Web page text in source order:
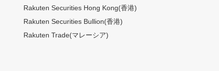
Rakuten Securities Hong Kong(香港)
Rakuten Securities Bullion(香港)
Rakuten Trade(マレーシア)